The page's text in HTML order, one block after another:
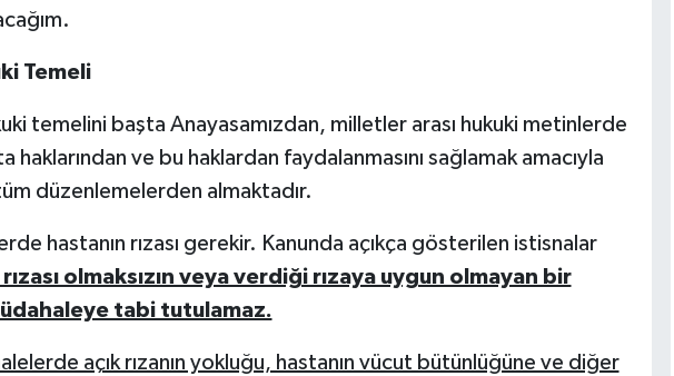
Temeli
temelini başta Anayasamızdan, milletler arası hukuki metinlerde
haklarından ve bu haklardan faydalanmasını sağlamak amacıyla
düzenlemelerden almaktadır.
hastanın rızası gerekir. Kanunda açıkça gösterilen istisnalar
rızası olmaksızın veya verdiği rızaya uygun olmayan bir
tabi tutulamaz.
açık rızanın yokluğu, hastanın vücut bütünlüğüne ve diğer